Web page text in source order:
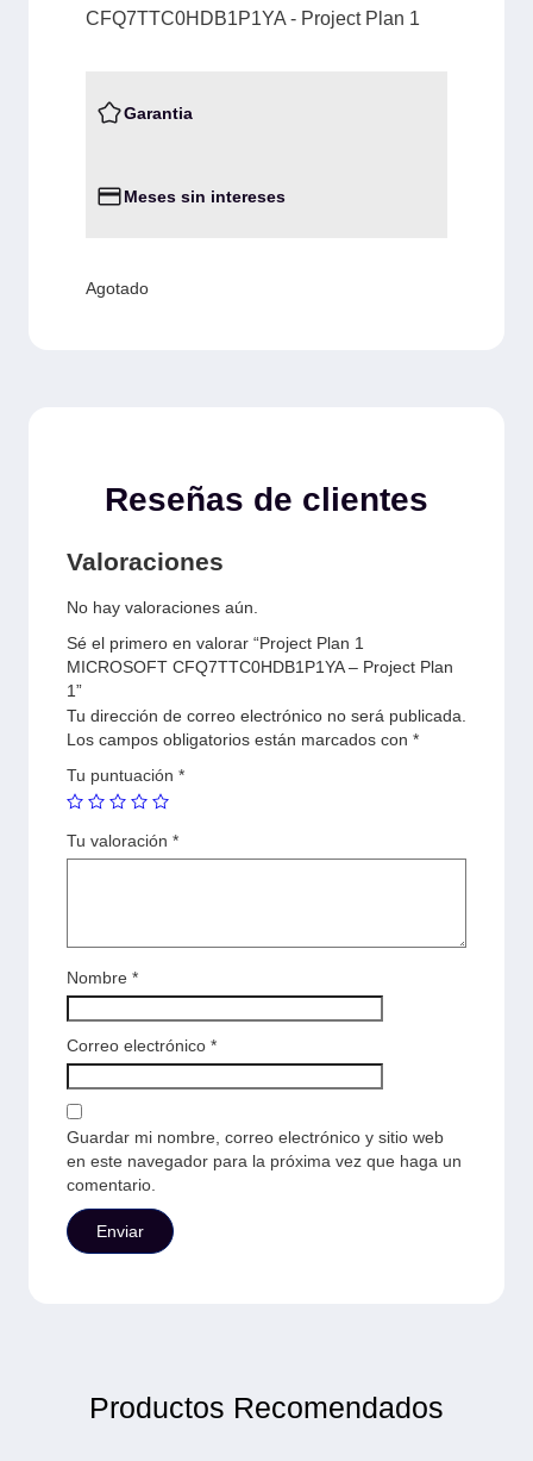
CFQ7TTC0HDB1P1YA - Project Plan 1
Garantia
Meses sin intereses
Agotado
Reseñas de clientes
Valoraciones
No hay valoraciones aún.
Sé el primero en valorar “Project Plan 1
MICROSOFT CFQ7TTC0HDB1P1YA – Project Plan
1”
Tu dirección de correo electrónico no será publicada.
Los campos obligatorios están marcados con *
Tu puntuación *
Tu valoración *
Nombre *
Correo electrónico *
Guardar mi nombre, correo electrónico y sitio web
en este navegador para la próxima vez que haga un
comentario.
Productos Recomendados